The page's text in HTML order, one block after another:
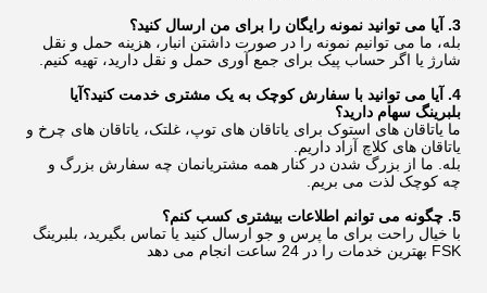
3. آیا می توانید نمونه رایگان را برای من ارسال کنید؟
بله، ما می توانیم نمونه را در صورت داشتن انبار، هزینه حمل و نقل
شارژ یا اگر حساب پیک برای جمع آوری حمل و نقل دارید، تهیه کنیم.
4. آیا می توانید با سفارش کوچک به یک مشتری خدمت کنید؟آیا
بلبرینگ سهام دارید؟
ما یاتاقان های استوک برای یاتاقان های توپ، غلتک، یاتاقان های چرخ و
یاتاقان های کلاچ آزاد داریم.
بله. ما از بزرگ شدن در کنار همه مشتریانمان چه سفارش بزرگ و
چه کوچک لذت می بریم.
5. چگونه می توانم اطلاعات بیشتری کسب کنم؟
با خیال راحت برای ما پرس و جو ارسال کنید یا تماس بگیرید، بلبرینگ
FSK بهترین خدمات را در 24 ساعت انجام می دهد